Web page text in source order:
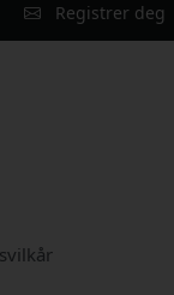
Registrer deg